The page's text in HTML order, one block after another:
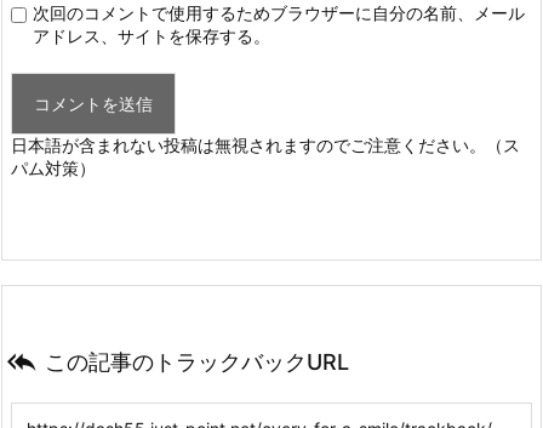
次回のコメントで使用するためブラウザーに自分の名前、メール
アドレス、サイトを保存する。
日本語が含まれない投稿は無視されますのでご注意ください。（ス
パム対策）
 この記事のトラックバックURL